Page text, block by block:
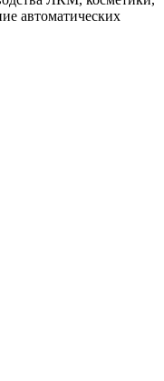
автоматических